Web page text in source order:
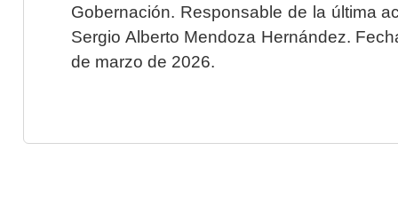
Gobernación. Responsable de la última
Sergio Alberto Mendoza Hernández.
de marzo de 2026.